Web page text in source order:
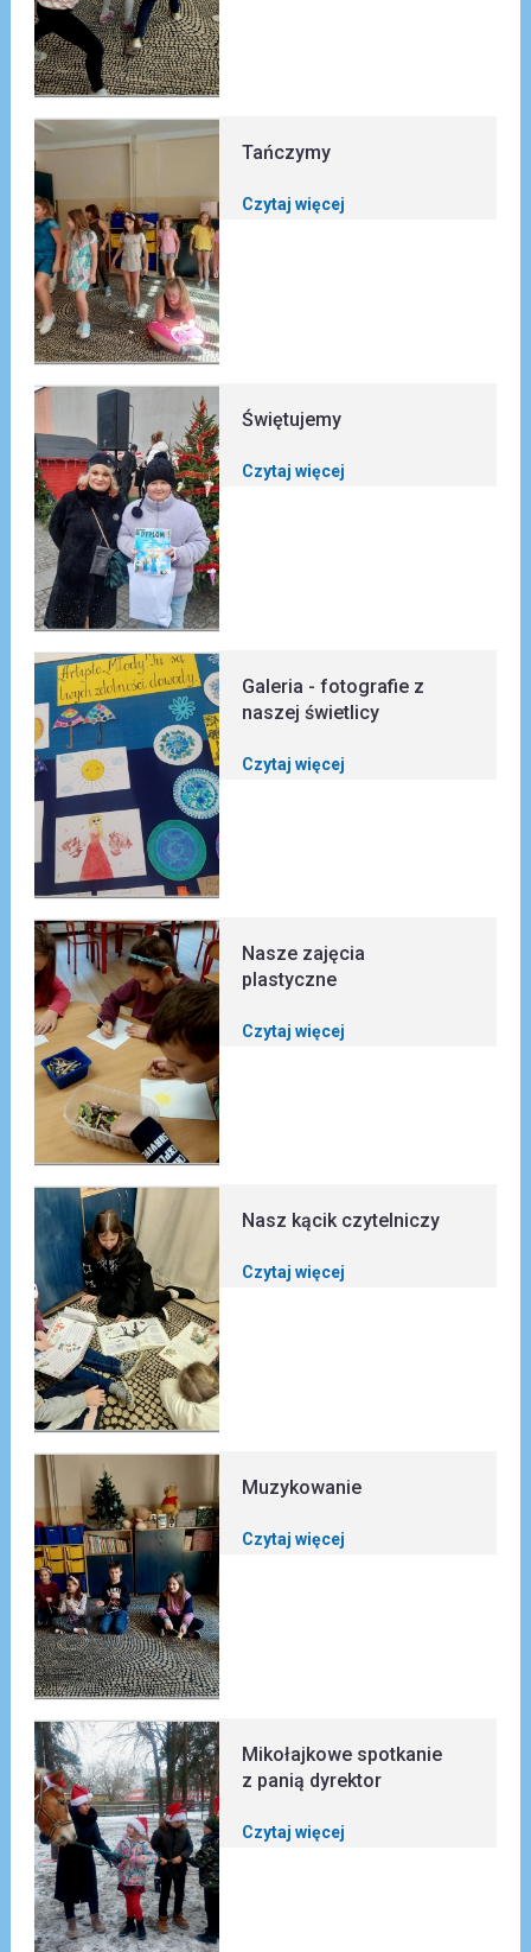
Tańczymy
Czytaj więcej
Świętujemy
Czytaj więcej
Galeria - fotografie z
naszej świetlicy
Czytaj więcej
Nasze zajęcia
plastyczne
Czytaj więcej
Nasz kącik czytelniczy
Czytaj więcej
Muzykowanie
Czytaj więcej
Mikołajkowe spotkanie
z panią dyrektor
Czytaj więcej